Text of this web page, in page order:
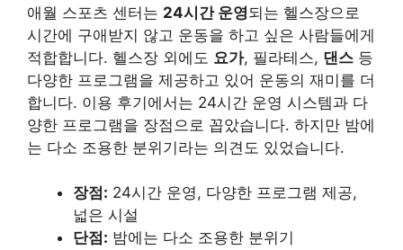
애월 스포츠 센터는 24시간 운영되는 헬스장으로
시간에 구애받지 않고 운동을 하고 싶은 사람들에게
적합합니다. 헬스장 외에도 요가, 필라테스, 댄스 등
다양한 프로그램을 제공하고 있어 운동의 재미를 더
합니다. 이용 후기에서는 24시간 운영 시스템과 다
양한 프로그램을 장점으로 꼽았습니다. 하지만 밤에
는 다소 조용한 분위기라는 의견도 있었습니다.
장점: 24시간 운영, 다양한 프로그램 제공,
넓은 시설
단점: 밤에는 다소 조용한 분위기